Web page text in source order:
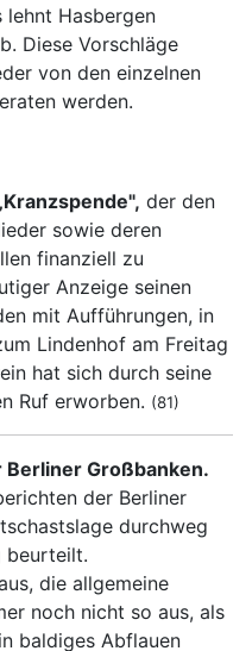
lehnt Hasbergen
Diese Vorschläge
von den einzelnen
werden.
der den
sowie deren
finanziell zu
Anzeige seinen
mit Aufführungen, in
Lindenhof am Freitag
hat sich durch seine
Ruf erworben. (81)
Großbanken.
der Berliner
durchweg
beurteilt.
die allgemeine
noch nicht so aus, als
baldiges Abflauen